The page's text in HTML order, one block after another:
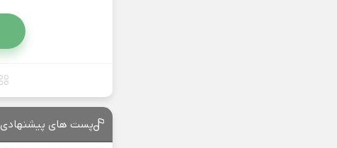
پست های پیشنهادی